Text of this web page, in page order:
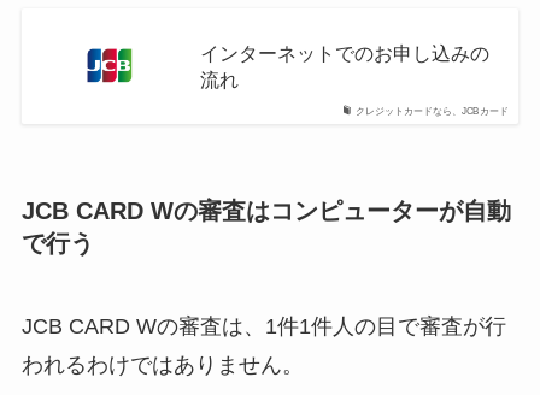
クレジットカードなら、JCBカード
インターネットでのお申し込みの
流れ
JCB CARD Wの審査はコンピューターが自動
で行う
JCB CARD Wの審査は、1件1件人の目で審査が行
われるわけではありません。